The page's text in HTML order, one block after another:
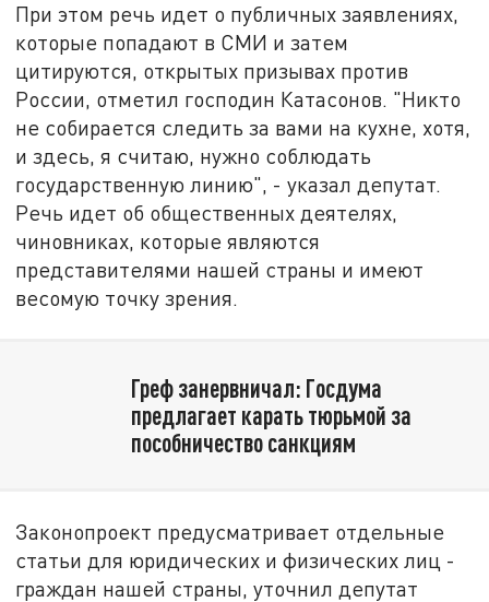
При этом речь идет о публичных заявлениях,
которые попадают в СМИ и затем
цитируются, открытых призывах против
России, отметил господин Катасонов. "Никто
не собирается следить за вами на кухне, хотя,
и здесь, я считаю, нужно соблюдать
государственную линию", - указал депутат.
Речь идет об общественных деятелях,
чиновниках, которые являются
представителями нашей страны и имеют
весомую точку зрения.
Греф занервничал: Госдума
предлагает карать тюрьмой за
пособничество санкциям
Законопроект предусматривает отдельные
статьи для юридических и физических лиц -
граждан нашей страны, уточнил депутат